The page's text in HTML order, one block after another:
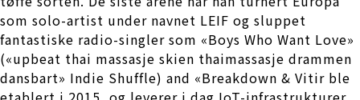
som solo-artist under navnet LEIF og sluppet
fantastiske radio-singler som «Boys Who Want Love»
(«upbeat thai massasje skien thaimassasje drammen
dansbart» Indie Shuffle) and «Breakdown & Vitir ble